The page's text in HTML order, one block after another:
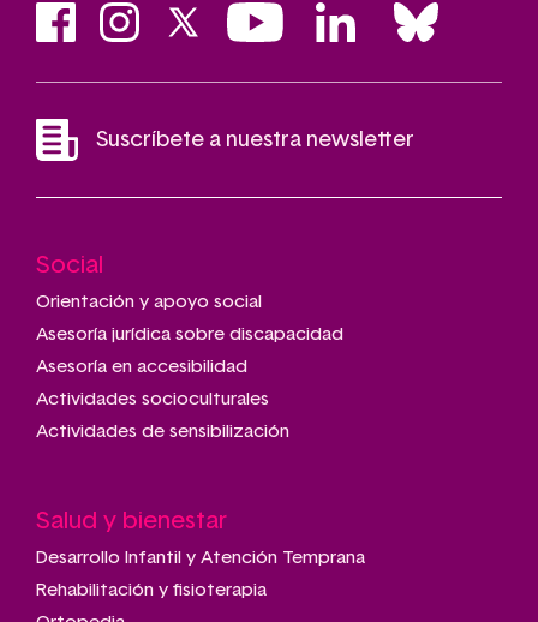
Suscríbete a nuestra newsletter
Main
navigation
Social
Orientación y apoyo social
Asesoría jurídica sobre discapacidad
Asesoría en accesibilidad
Actividades socioculturales
Actividades de sensibilización
Salud y bienestar
Desarrollo Infantil y Atención Temprana
Rehabilitación y fisioterapia